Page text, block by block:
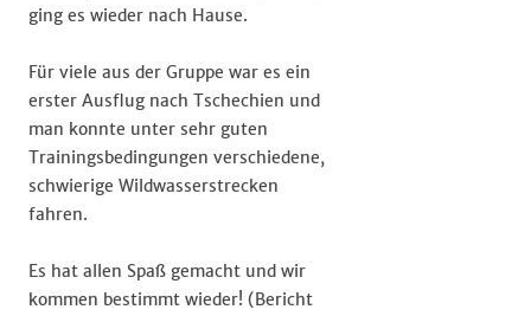
ging es wieder nach Hause.
Für viele aus der Gruppe war es ein
erster Ausflug nach Tschechien und
man konnte unter sehr guten
Trainingsbedingungen verschiedene,
schwierige Wildwasserstrecken
fahren.
Es hat allen Spaß gemacht und wir
kommen bestimmt wieder! (Bericht